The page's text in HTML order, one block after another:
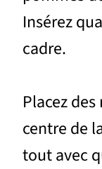
Insérez
cadre.
Placez
centre de
tout avec